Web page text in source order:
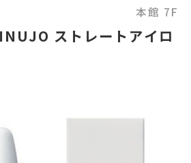
本館 7F
ストレートアイロ